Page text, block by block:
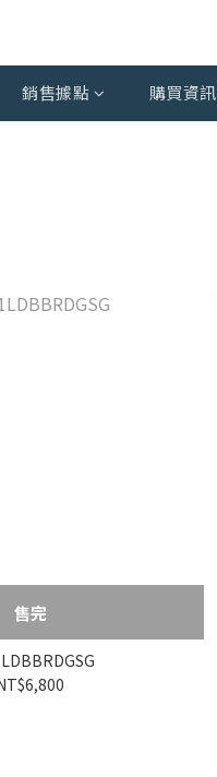
銷售據點 購買資訊
售完